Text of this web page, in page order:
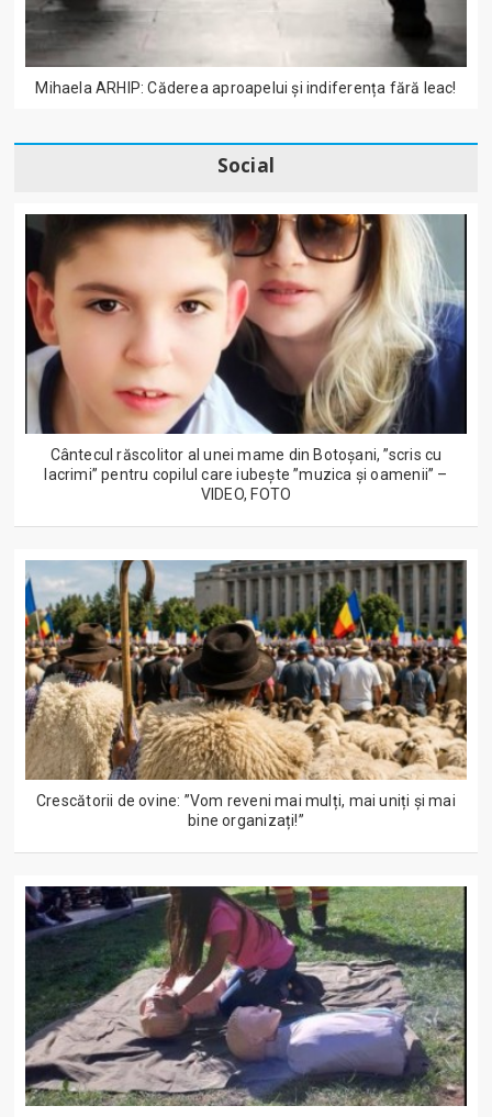
Mihaela ARHIP: Căderea aproapelui și indiferența fără leac!
Social
Cântecul răscolitor al unei mame din Botoșani, ”scris cu
lacrimi” pentru copilul care iubește ”muzica și oamenii” –
VIDEO, FOTO
Crescătorii de ovine: ”Vom reveni mai mulți, mai uniți și mai
bine organizați!”